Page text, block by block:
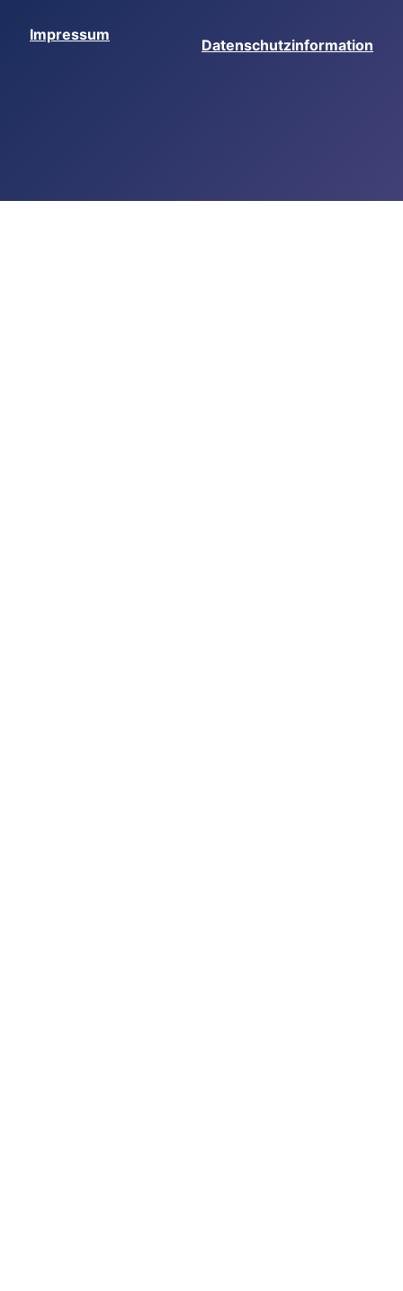
Impressum
Datenschutzinformation